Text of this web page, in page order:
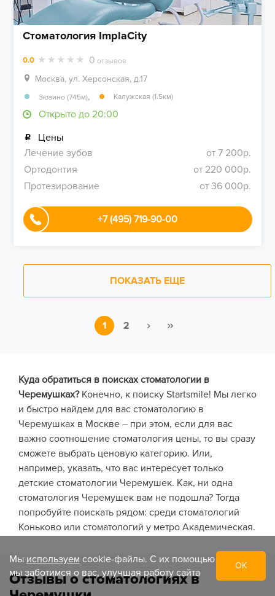
Стоматология ImplaCity
0.0 0 отзывов
Москва, ул. Херсонская, д.17
Зюзино (745м), Калужская (1.5км)
Открыто до 20:00
Цены
Лечение зубов
от 7 200р.
Ортодонтия
от 220 000р.
Протезирование
от 36 000р.
+7 (495) 719-90-00
ПОКАЗАТЬ ЕЩЕ
1 2
Куда обратиться в поисках стоматологии в
Черемушках?Конечно, к поиску Startsmile! Мы легко
и быстро найдем для вас стоматологию в
Черемушках в Москве – при этом, если для вас
важно соотношение стоматология цены, то вы сразу
сможете выбрать ценовую категорию. Или,
например, указать, что вас интересует только
детские стоматологии Черемушек. Как, ни одна
стоматология Черемушек вам не подошла? Тогда
попробуйте поискать рядом: среди стоматологий
Коньково или стоматологий у метро Академическая.
Отзывы о стоматологиях в
Мы используем cookie-файлы. С их помощью
мы заботимся о вас, улучшая работу сайта
ОК